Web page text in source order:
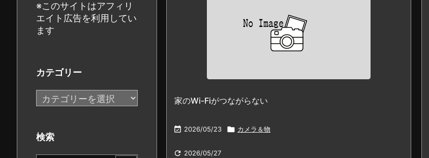
家のWi-Fiがつながらない
 2026/05/23  カメラ＆物
 2026/05/27
※このサイトはアフィリ
エイト広告を利用してい
ます
カテゴリー
カ
テ
リ
ー
検索